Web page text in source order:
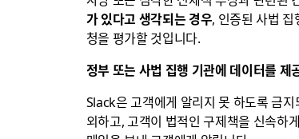
가 있다고 생각되는 경우, 인증된 사법
청을 평가할 것입니다.
정부 또는 사법 집행 기관에 데이터를 제
Slack은 고객에게 알리지 못 하도록 금
외하고, 고객이 법적인 구제책을 신속하